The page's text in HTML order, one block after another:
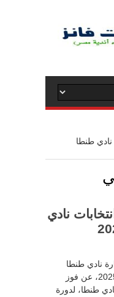
نادي طنطا
نادي
نادي طنطا
الرياضي للدورة الإنتخابية 2025/2021، عن فوز
طنطا، لدورة